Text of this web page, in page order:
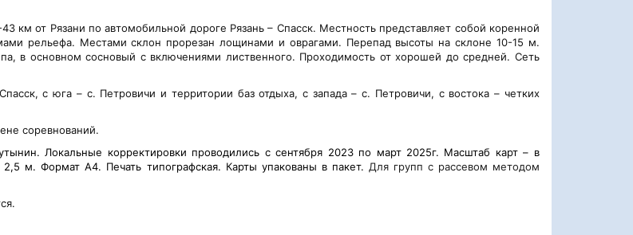
км от Рязани по автомобильной дороге Рязань – Спасск. Местность представляет собой коренной
рельефа. Местами склон прорезан лощинами и оврагами. Перепад высоты на склоне 10-15 м.
в основном сосновый с включениями лиственного. Проходимость от хорошей до средней. Сеть
с юга – с. Петровичи и территории баз отдыха, с запада – с. Петровичи, с востока – четких
соревнований.
Локальные корректировки проводились с сентября 2023 по март 2025г. Масштаб карт – в
м. Формат А4. Печать типографская. Карты упакованы в пакет. Для групп с рассевом методом